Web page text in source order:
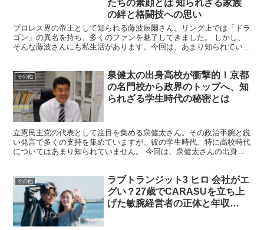
たちの素顔とは 知られざる家族
の絆と格闘技への思い
プロレス界の帝王として知られる藤波辰爾さん。リング上では「ドラ
ゴン」の異名を持ち、多くのファンを魅了してきました。 しかし、
そんな藤波さんにも私生活があります。今回は、あまり知られていな
その他
泉健太の出身高校が衝撃的！京都
の名門校から政界のトップへ、知
られざる学生時代の秘密とは
立憲民主党の代表として注目を集める泉健太さん。その政治手腕と鋭
い発言で多くの支持を集めていますが、彼の学生時代、特に高校時代
についてはあまり知られていません。 今回は、泉健太さんの出身高
その他
ラブトランジット3 ヒロ 会社がエ
グい？27歳でCARASUを立ち上
げた敏腕経営者の正体と年収